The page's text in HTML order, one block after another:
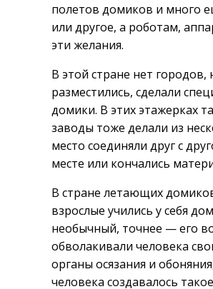
полетов домиков и много
или другое, а роботам,
эти желания.
В этой стране нет
разместились, сделали
домики. В этих этажерках
заводы тоже делали из
место соединяли друг с
месте или кончались
В стране летающих
взрослые учились у себя
необычный, точнее — его
обволакивали человека
органы осязания и
человека создавалось